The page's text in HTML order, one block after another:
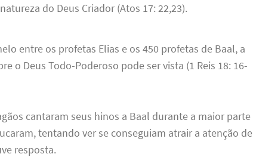
do Deus Criador (Atos 17: 22,23).
entre os profetas Elias e os 450 profetas de Baal, a
o Deus Todo-Poderoso pode ser vista (1 Reis 18: 16-
cantaram seus hinos a Baal durante a maior parte
tentando ver se conseguiam atrair a atenção de
resposta.